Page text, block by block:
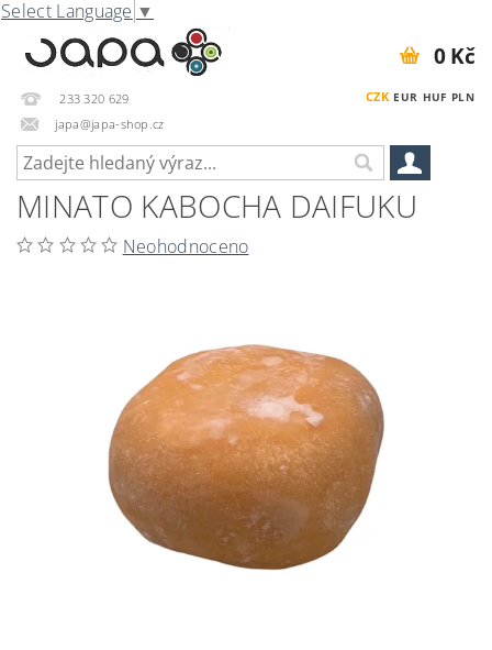
Select Language ▼
233 320 629
japa@japa-shop.cz
CZK EUR HUF PLN
0 Kč
MINATO KABOCHA DAIFUKU
Neohodnoceno